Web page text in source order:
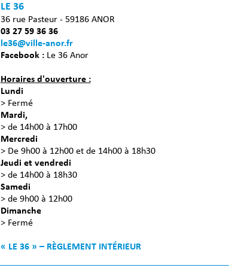
LE 36
36 rue Pasteur - 59186 ANOR
03 27 59 36 36
le36@ville-anor.fr
Facebook :Le 36 Anor
Horaires d'ouverture :
Lundi
> Fermé
Mardi,
> de 14h00 à 17h00
Mercredi
> De 9h00 à 12h00 et de 14h00 à 18h30
Jeudi et vendredi
> de 14h00 à 18h30
Samedi
> de 9h00 à 12h00
Dimanche
> Fermé
« LE 36 » – RÈGLEMENT INTÉRIEUR